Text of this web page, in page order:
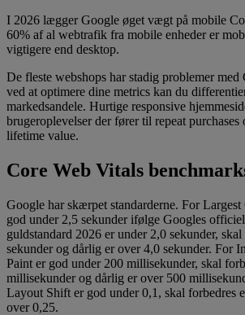
I 2026 lægger Google øget vægt på mobile
60% af al webtrafik fra mobile enheder er
vigtigere end desktop.
De fleste webshops har stadig problemer med
ved at optimere dine metrics kan du
markedsandele. Hurtige responsive
brugeroplevelser der fører til repeat purchases
lifetime value.
Core Web Vitals
Google har skærpet standarderne. For
god under 2,5 sekunder ifølge Googles
guldstandard 2026 er under 2,0 sekunder,
sekunder og dårlig er over 4,0 sekunder. For
Paint er god under 200 millisekunder, skal
millisekunder og dårlig er over 500
Layout Shift er god under 0,1, skal forbedres
over 0,25.